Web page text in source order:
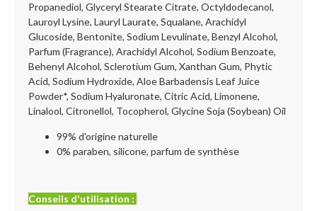
Propanediol, Glyceryl Stearate Citrate, Octyldodecanol,
Lauroyl Lysine, Lauryl Laurate, Squalane, Arachidyl
Glucoside, Bentonite, Sodium Levulinate, Benzyl Alcohol,
Parfum (Fragrance), Arachidyl Alcohol, Sodium Benzoate,
Behenyl Alcohol, Sclerotium Gum, Xanthan Gum, Phytic
Acid, Sodium Hydroxide, Aloe Barbadensis Leaf Juice
Powder*, Sodium Hyaluronate, Citric Acid, Limonene,
Linalool, Citronellol, Tocopherol, Glycine Soja (Soybean) Oil
99% d'origine naturelle
0% paraben, silicone, parfum de synthèse
Conseils d'utilisation :